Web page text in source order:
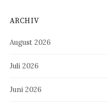
ARCHIV
August 2026
Juli 2026
Juni 2026